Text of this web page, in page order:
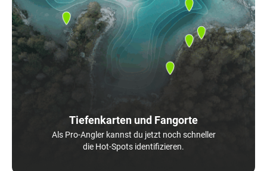
Tiefenkarten und Fangorte
Als Pro-Angler kannst du jetzt noch schneller
die Hot-Spots identifizieren.